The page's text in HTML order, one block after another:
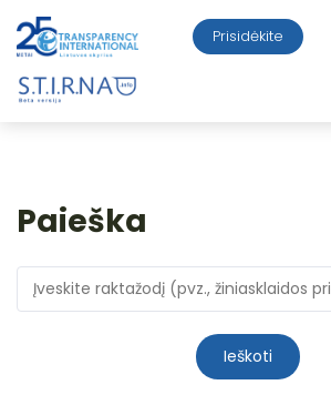
Prisidėkite
Paieška
Ieškoti